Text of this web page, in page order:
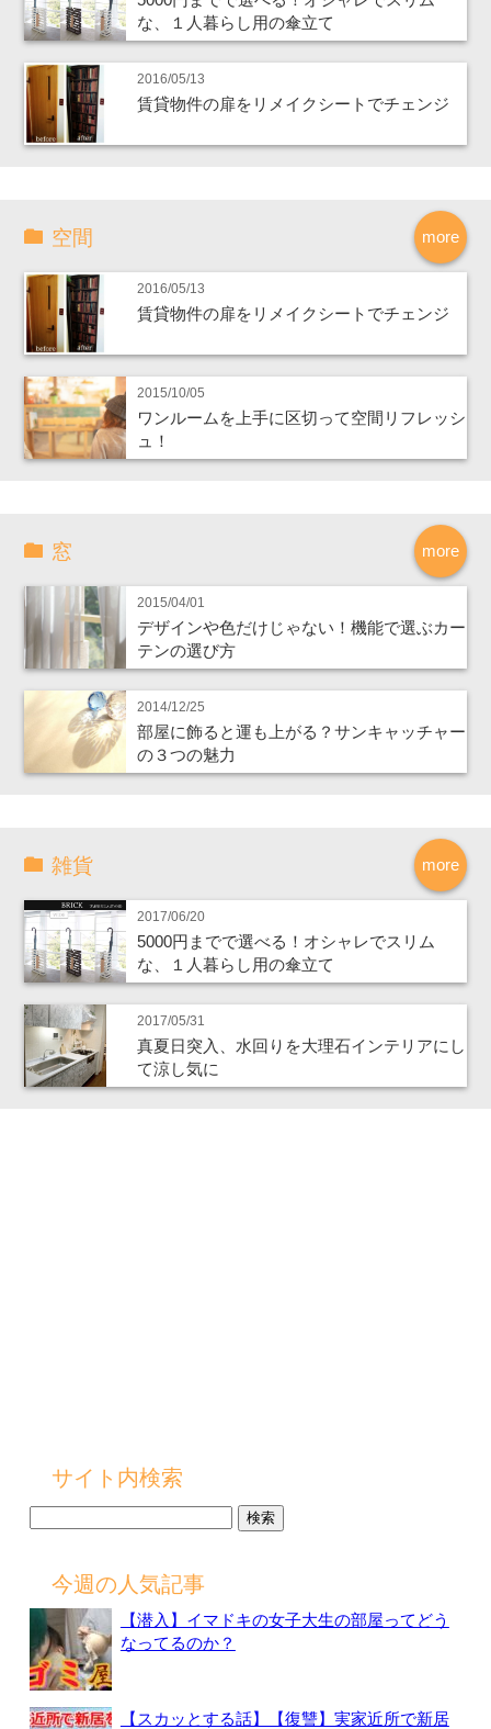
な、１人暮らし用の傘立て
2016/05/13
賃貸物件の扉をリメイクシートでチェンジ
more
空間
2016/05/13
賃貸物件の扉をリメイクシートでチェンジ
2015/10/05
ワンルームを上手に区切って空間リフレッシ
ュ！
more
窓
2015/04/01
デザインや色だけじゃない！機能で選ぶカー
テンの選び方
2014/12/25
部屋に飾ると運も上がる？サンキャッチャー
の３つの魅力
more
雑貨
2017/06/20
5000円までで選べる！オシャレでスリム
な、１人暮らし用の傘立て
2017/05/31
真夏日突入、水回りを大理石インテリアにし
て涼し気に
サイト内検索
今週の人気記事
【潜入】イマドキの女子大生の部屋ってどう
なってるのか？
【スカッとする話】【復讐】実家近所で新居